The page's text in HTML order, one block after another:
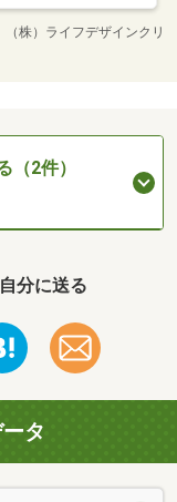
株）ライフデザインクリ
（2件）
分に送る
タ